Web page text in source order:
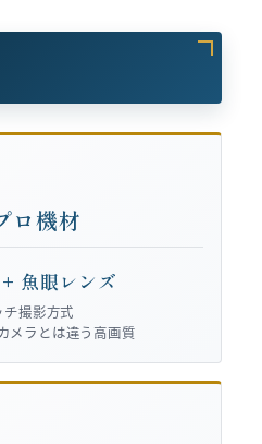
ロ機材
魚眼レンズ
チ撮影方式
メラとは違う高画質